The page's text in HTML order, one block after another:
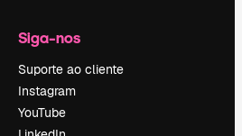
Siga-nos
Suporte ao cliente
Instagram
YouTube